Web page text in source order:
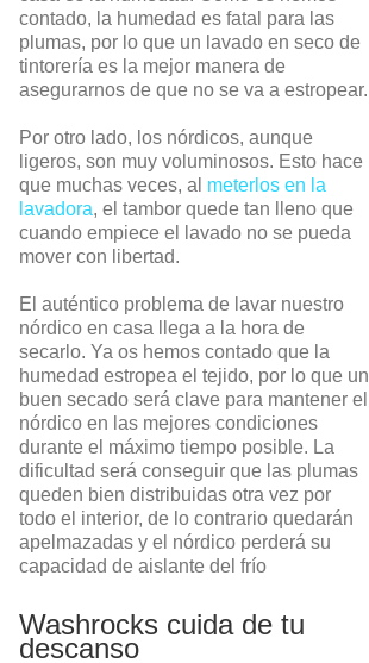
contado, la humedad es fatal para las
plumas, por lo que un lavado en seco de
tintorería es la mejor manera de
asegurarnos de que no se va a estropear.
Por otro lado, los nórdicos, aunque
ligeros, son muy voluminosos. Esto hace
que muchas veces, al meterlos en la
lavadora, el tambor quede tan lleno que
cuando empiece el lavado no se pueda
mover con libertad.
El auténtico problema de lavar nuestro
nórdico en casa llega a la hora de
secarlo. Ya os hemos contado que la
humedad estropea el tejido, por lo que un
buen secado será clave para mantener el
nórdico en las mejores condiciones
durante el máximo tiempo posible. La
dificultad será conseguir que las plumas
queden bien distribuidas otra vez por
todo el interior, de lo contrario quedarán
apelmazadas y el nórdico perderá su
capacidad de aislante del frío
Washrocks cuida de tu
descanso